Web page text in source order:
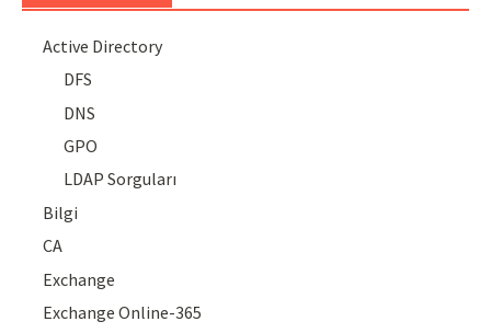
Active Directory
DFS
DNS
GPO
LDAP Sorguları
Bilgi
CA
Exchange
Exchange Online-365